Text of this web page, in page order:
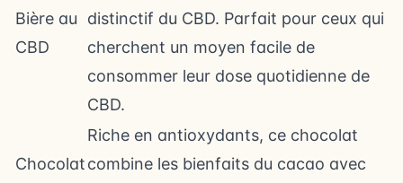
Bière au
CBD
distinctif du CBD. Parfait pour ceux qui
cherchent un moyen facile de
consommer leur dose quotidienne de
CBD.
Chocolat
Riche en antioxydants, ce chocolat
combine les bienfaits du cacao avec